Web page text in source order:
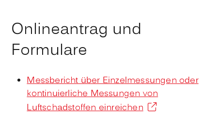
Onlineantrag und
Formulare
Messbericht über Einzelmessungen oder
kontinuierliche Messungen von
Luftschadstoffen einreichen